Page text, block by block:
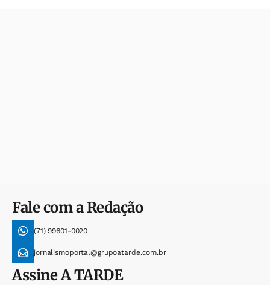
Fale com a Redação
(71) 99601-0020
jornalismoportal@grupoatarde.com.br
AssineA TARDE